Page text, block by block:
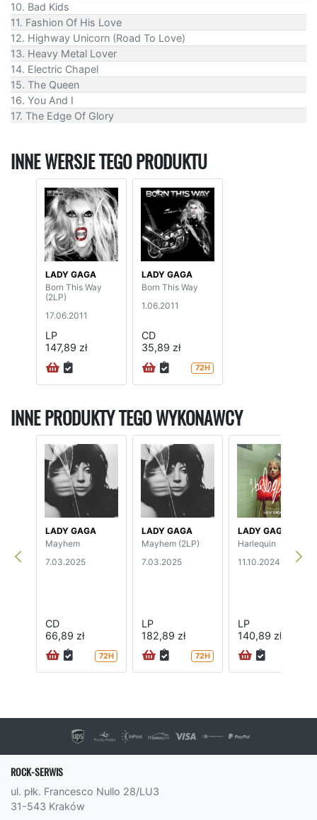
10. Bad Kids
11. Fashion Of His Love
12. Highway Unicorn (Road To Love)
13. Heavy Metal Lover
14. Electric Chapel
15. The Queen
16. You And I
17. The Edge Of Glory
INNE WERSJE TEGO PRODUKTU
LADY GAGA
Born This Way
(2LP)
17.06.2011
LP
147,89 zł
LADY GAGA
Born This Way
1.06.2011
CD
35,89 zł
72H
INNE PRODUKTY TEGO WYKONAWCY
LADY GAGA
Mayhem
7.03.2025
CD
66,89 zł
72H
LADY GAGA
Mayhem (2LP)
7.03.2025
LP
182,89 zł
72H
LADY GAGA
Harlequin
11.10.2024
LP
140,89 zł
ROCK-SERWIS
ul. płk. Francesco Nullo 28/LU3
31-543 Kraków